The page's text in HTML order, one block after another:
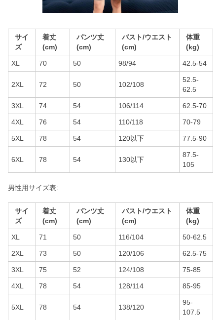
サイ
ズ
着丈
(cm)
パンツ丈
(cm)
バスト/ウエスト
(cm)
体重
(kg)
XL 70 50 98/94 42.5-54
2XL 72 50 102/108
52.5-
62.5
3XL 74 54 106/114 62.5-70
4XL 76 54 110/118 70-79
5XL 78 54 120以下 77.5-90
6XL 78 54 130以下
87.5-
105
男性用サイズ表:
サイ
ズ
着丈
(cm)
パンツ丈
(cm)
バスト/ウエスト
(cm)
体重
(kg)
XL 71 50 116/104 50-62.5
2XL 73 50 120/106 62.5-75
3XL 75 52 124/108 75-85
4XL 78 54 128/114 85-95
5XL 78 54 138/120
95-
107.5